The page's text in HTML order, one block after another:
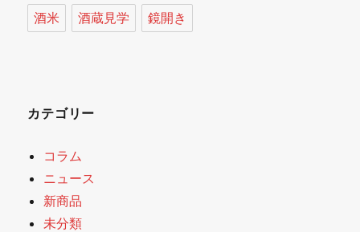
酒米 酒蔵見学 鏡開き
カテゴリー
コラム
ニュース
新商品
未分類